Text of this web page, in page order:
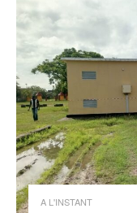
A L'INSTANT